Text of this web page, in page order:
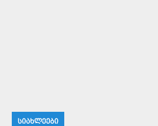
ᲡᲘᲐᲮᲚᲔᲔᲑᲘ